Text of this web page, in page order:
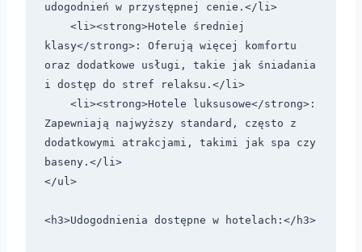
udogodnień w przystępnej cenie.</li>
klasy</strong>: Oferują więcej komfortu
oraz dodatkowe usługi, takie jak śniadania
i dostęp do stref relaksu.</li>
Zapewniają najwyższy standard, często z
dodatkowymi atrakcjami, takimi jak spa czy
baseny.</li>
</ul>
<h3>Udogodnienia dostępne w hotelach:</h3>